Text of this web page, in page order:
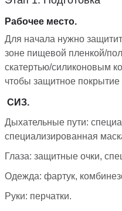
Рабочее место.
Для начала нужно
зоне пищевой пленкой/
скатертью/силиконовым
чтобы защитное
СИЗ.
Дыхательные пути:
специализированная
Глаза: защитные очки,
Одежда: фартук,
Руки: перчатки.